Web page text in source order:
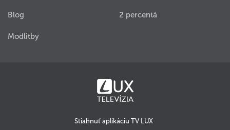
Blog
Modlitby
2 percentá
Stiahnuť aplikáciu TV LUX